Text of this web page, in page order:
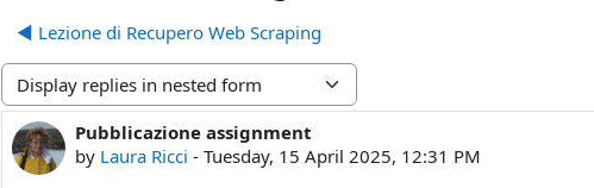
◀︎ Lezione di Recupero Web Scraping
Display mode
Pubblicazione assignment
by Laura Ricci - Tuesday, 15 April 2025, 12:31 PM
Number of replies: 0